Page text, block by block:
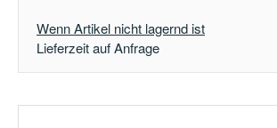
Wenn Artikel nicht lagernd ist
Lieferzeit auf Anfrage